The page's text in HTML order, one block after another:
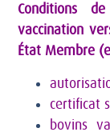
Conditions
vaccination
État Membre
certificat
bovins